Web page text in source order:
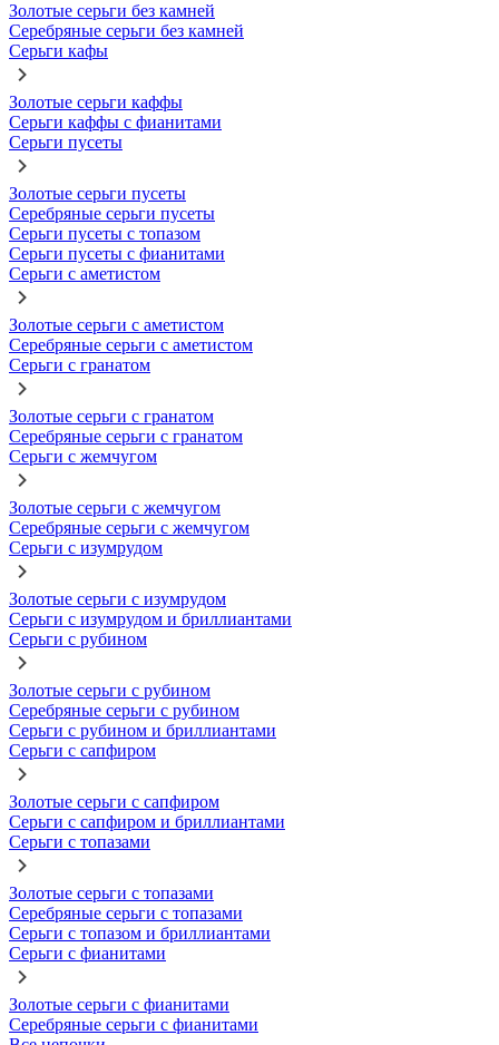
Золотые серьги без камней
Серебряные серьги без камней
Серьги кафы
Золотые серьги каффы
Серьги каффы с фианитами
Серьги пусеты
Золотые серьги пусеты
Серебряные серьги пусеты
Серьги пусеты с топазом
Серьги пусеты с фианитами
Серьги с аметистом
Золотые серьги с аметистом
Серебряные серьги с аметистом
Серьги с гранатом
Золотые серьги с гранатом
Серебряные серьги с гранатом
Серьги с жемчугом
Золотые серьги с жемчугом
Серебряные серьги с жемчугом
Серьги с изумрудом
Золотые серьги с изумрудом
Серьги с изумрудом и бриллиантами
Серьги с рубином
Золотые серьги с рубином
Серебряные серьги с рубином
Серьги с рубином и бриллиантами
Серьги с сапфиром
Золотые серьги с сапфиром
Серьги с сапфиром и бриллиантами
Серьги с топазами
Золотые серьги с топазами
Серебряные серьги с топазами
Серьги с топазом и бриллиантами
Серьги с фианитами
Золотые серьги с фианитами
Серебряные серьги с фианитами